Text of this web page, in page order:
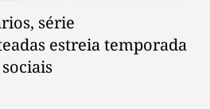
série
estreia temporada